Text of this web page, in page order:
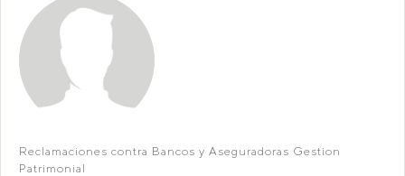
Reclamaciones contra Bancos y Aseguradoras Gestion
Patrimonial